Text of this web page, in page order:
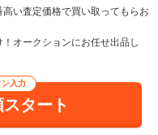
高い査定価格で買い取ってもらお
オークションにお任せ出品し
入力
タート